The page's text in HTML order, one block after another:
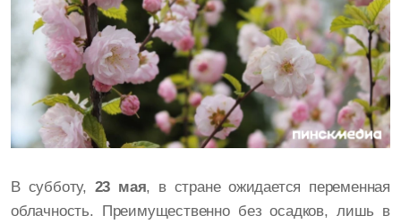
В субботу, 23 мая, в стране ожидается переменная
облачность. Преимущественно без осадков, лишь в